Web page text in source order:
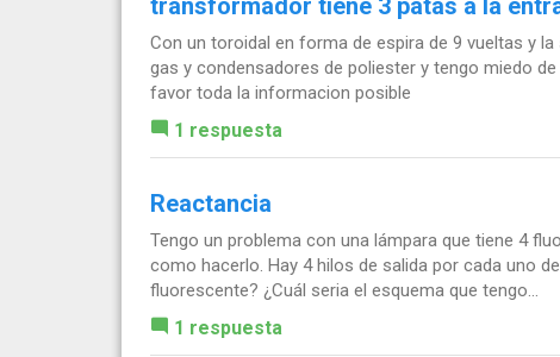
Con un toroidal en forma de espira de 9 vueltas y
gas y condensadores de poliester y tengo miedo
favor toda la informacion posible
1 respuesta
Reactancia
Tengo un problema con una lámpara que tiene 4
como hacerlo. Hay 4 hilos de salida por cada uno
fluorescente? ¿Cuál seria el esquema que tengo...
1 respuesta